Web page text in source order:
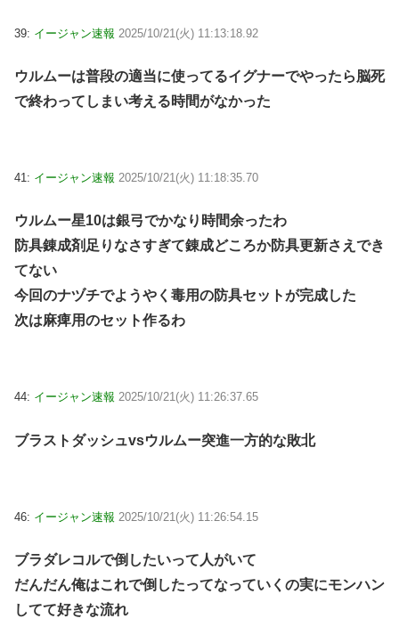
39: イージャン速報 2025/10/21(火) 11:13:18.92
ウルムーは普段の適当に使ってるイグナーでやったら脳死
で終わってしまい考える時間がなかった
41: イージャン速報 2025/10/21(火) 11:18:35.70
ウルムー星10は銀弓でかなり時間余ったわ
防具錬成剤足りなさすぎて錬成どころか防具更新さえでき
てない
今回のナヅチでようやく毒用の防具セットが完成した
次は麻痺用のセット作るわ
44: イージャン速報 2025/10/21(火) 11:26:37.65
ブラストダッシュvsウルムー突進一方的な敗北
46: イージャン速報 2025/10/21(火) 11:26:54.15
ブラダレコルで倒したいって人がいて
だんだん俺はこれで倒したってなっていくの実にモンハン
してて好きな流れ